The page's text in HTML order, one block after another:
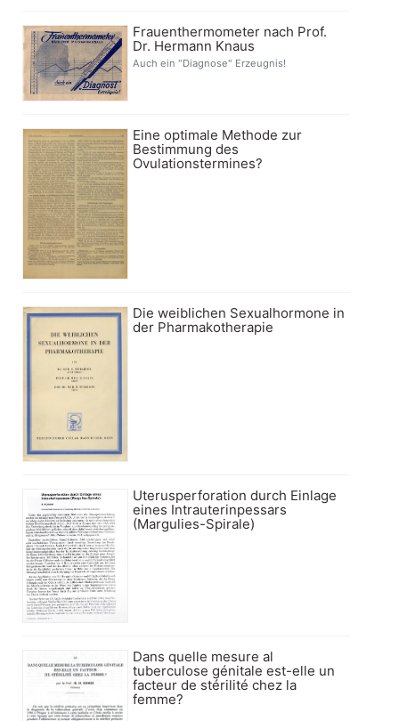
Frauenthermometer nach Prof.
Dr. Hermann Knaus
Auch ein "Diagnose" Erzeugnis!
Eine optimale Methode zur
Bestimmung des
Ovulationstermines?
Die weiblichen Sexualhormone in
der Pharmakotherapie
Uterusperforation durch Einlage
eines Intrauterinpessars
(Margulies-Spirale)
Dans quelle mesure al
tuberculose génitale est-elle un
facteur de stérilité chez la
femme?